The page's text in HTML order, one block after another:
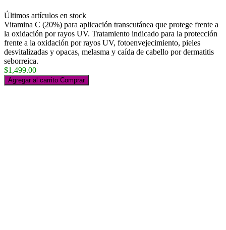
Últimos artículos en stock
Vitamina C (20%) para aplicación transcutánea que protege frente a
la oxidación por rayos UV. Tratamiento indicado para la protección
frente a la oxidación por rayos UV, fotoenvejecimiento, pieles
desvitalizadas y opacas, melasma y caída de cabello por dermatitis
seborreica.
$1,499.00
Agregar al carrito Comprar